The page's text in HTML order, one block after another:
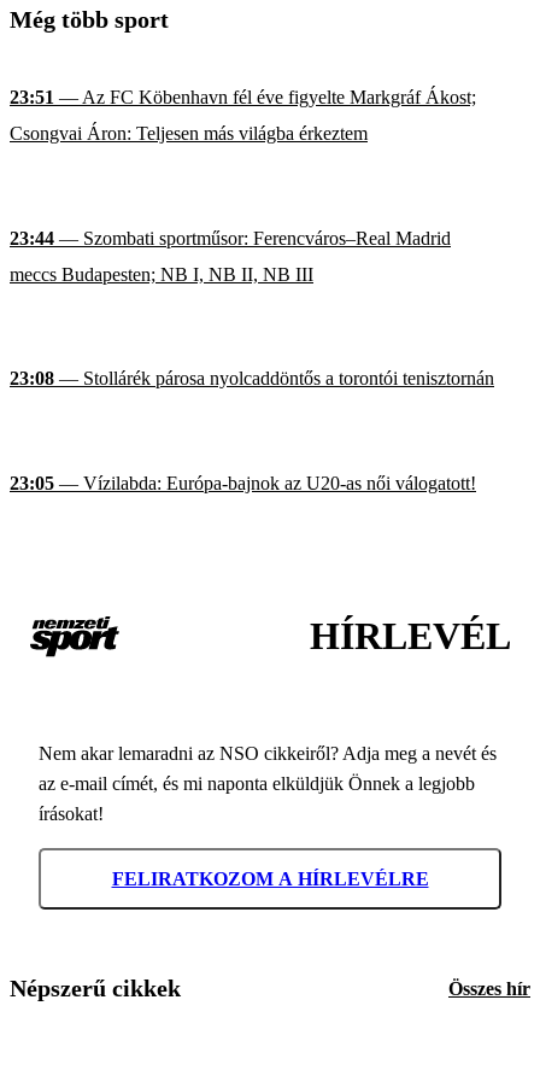
Még több sport
23:51 — Az FC Köbenhavn fél éve figyelte Markgráf Ákost;
Csongvai Áron: Teljesen más világba érkeztem
23:44 — Szombati sportműsor: Ferencváros–Real Madrid
meccs Budapesten; NB I, NB II, NB III
23:08 — Stollárék párosa nyolcaddöntős a torontói tenisztornán
23:05 — Vízilabda: Európa-bajnok az U20-as női válogatott!
HÍRLEVÉL
Nem akar lemaradni az NSO cikkeiről? Adja meg a nevét és
az e-mail címét, és mi naponta elküldjük Önnek a legjobb
írásokat!
FELIRATKOZOM A HÍRLEVÉLRE
Népszerű cikkek Összes hír